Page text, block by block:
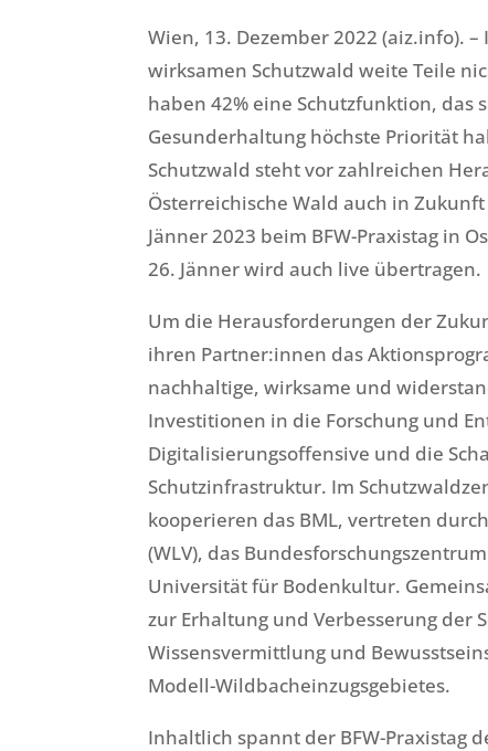
Wien, 13. Dezember 2022 (aiz.info).
wirksamen Schutzwald weite Teile
haben 42% eine Schutzfunktion, das
Gesunderhaltung höchste Priorität
Schutzwald steht vor zahlreichen
Österreichische Wald auch in
Jänner 2023 beim BFW-Praxistag in
26. Jänner wird auch live übertragen.
Um die Herausforderungen der
ihren Partner:innen das
nachhaltige, wirksame und
Investitionen in die Forschung und
Digitalisierungsoffensive und die
Schutzinfrastruktur. Im
kooperieren das BML, vertreten
(WLV), das
Universität für Bodenkultur.
zur Erhaltung und Verbesserung der
Wissensvermittlung und
Modell-Wildbacheinzugsgebietes.
Inhaltlich spannt der BFW-Praxistag